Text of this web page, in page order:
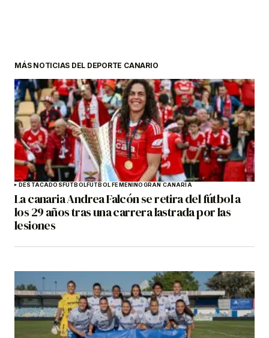
MÁS NOTICIAS DEL DEPORTE CANARIO
DESTACADOSFÚTBOLFÚTBOL FEMENINOGRAN CANARIA
La canaria Andrea Falcón se retira del fútbol a
los 29 años tras una carrera lastrada por las
lesiones